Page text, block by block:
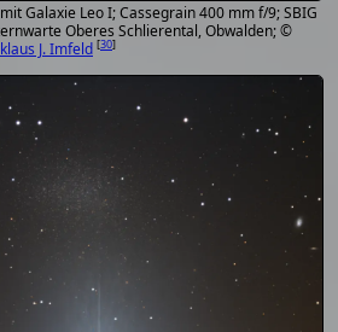
Galaxie Leo I; Cassegrain 400 mm f/9; SBIG
Oberes Schlierental, Obwalden; ©
J. Imfeld [30]